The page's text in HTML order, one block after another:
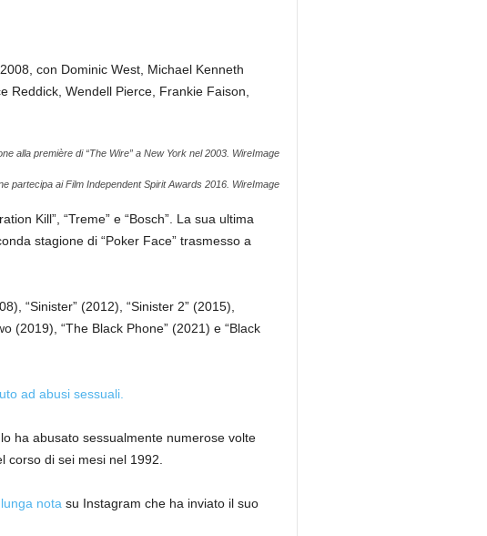
con Dominic West, Michael Kenneth
Reddick, Wendell Pierce, Frankie Faison,
alla première di “The Wire” a New York nel 2003. WireImage
partecipa ai Film Independent Spirit Awards 2016. WireImage
Kill”, “Treme” e “Bosch”. La sua ultima
stagione di “Poker Face” trasmesso a
“Sinister” (2012), “Sinister 2” (2015),
(2019), “The Black Phone” (2021) e “Black
ad abusi sessuali.
ha abusato sessualmente numerose volte
corso di sei mesi nel 1992.
nota su Instagram che ha inviato il suo